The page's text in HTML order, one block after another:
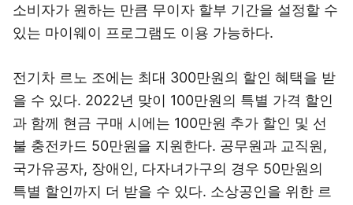
소비자가 원하는 만큼 무이자 할부 기간을 설정할 수
있는 마이웨이 프로그램도 이용 가능하다.
전기차 르노 조에는 최대 300만원의 할인 혜택을 받
을 수 있다. 2022년 맞이 100만원의 특별 가격 할인
과 함께 현금 구매 시에는 100만원 추가 할인 및 선
불 충전카드 50만원을 지원한다. 공무원과 교직원,
국가유공자, 장애인, 다자녀가구의 경우 50만원의
특별 할인까지 더 받을 수 있다. 소상공인을 위한 르